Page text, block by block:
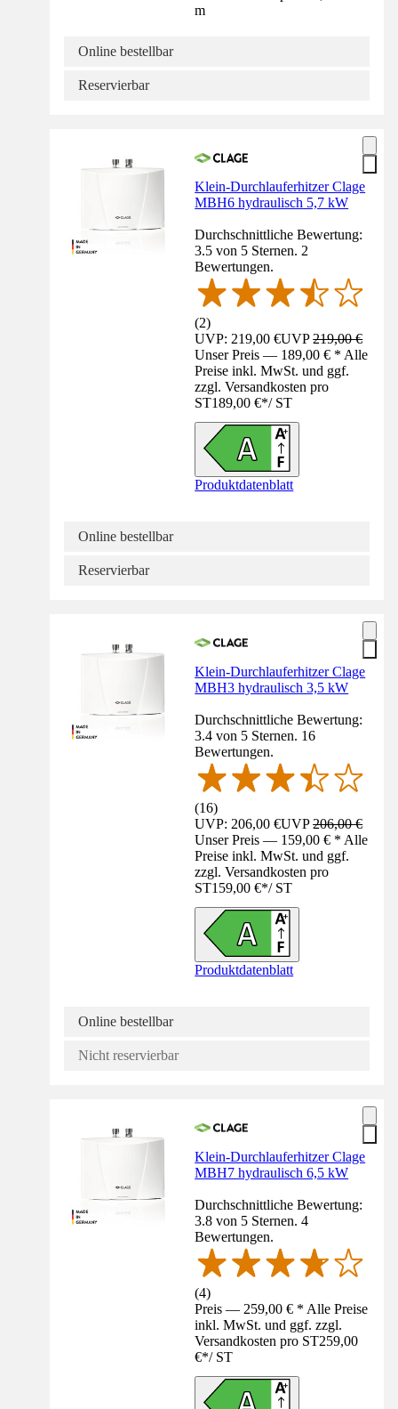
m
Online bestellbar
Reservierbar
Klein-Durchlauferhitzer Clage
MBH6 hydraulisch 5,7 kW
Durchschnittliche Bewertung:
3.5 von 5 Sternen. 2
Bewertungen.
(2)
UVP: 219,00 €UVP219,00 €
Unser Preis — 189,00 € * Alle
Preise inkl. MwSt. und ggf.
zzgl. Versandkosten pro
ST189,00 €*/ ST
Produktdatenblatt
Online bestellbar
Reservierbar
Klein-Durchlauferhitzer Clage
MBH3 hydraulisch 3,5 kW
Durchschnittliche Bewertung:
3.4 von 5 Sternen. 16
Bewertungen.
(16)
UVP: 206,00 €UVP206,00 €
Unser Preis — 159,00 € * Alle
Preise inkl. MwSt. und ggf.
zzgl. Versandkosten pro
ST159,00 €*/ ST
Produktdatenblatt
Online bestellbar
Nicht reservierbar
Klein-Durchlauferhitzer Clage
MBH7 hydraulisch 6,5 kW
Durchschnittliche Bewertung:
3.8 von 5 Sternen. 4
Bewertungen.
(4)
Preis — 259,00 € * Alle Preise
inkl. MwSt. und ggf. zzgl.
Versandkosten pro ST259,00
€*/ ST